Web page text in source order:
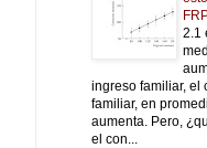
2.1
ingreso familiar, el
familiar, en
aumenta. Pero,
el con...